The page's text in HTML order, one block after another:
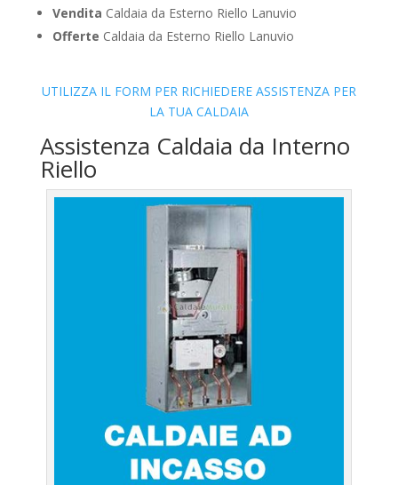
Vendita Caldaia da Esterno Riello Lanuvio
Offerte Caldaia da Esterno Riello Lanuvio
UTILIZZA IL FORM PER RICHIEDERE ASSISTENZA PER
LA TUA CALDAIA
Assistenza Caldaia da Interno
Riello